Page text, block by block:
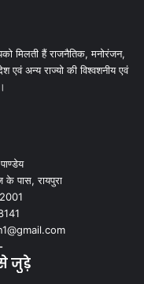
मिलती हैं राजनैतिक, मनोरंजन,
एवं अन्य राज्यो की विश्वशनीय एवं
के पास, रायपुरा
जुड़े